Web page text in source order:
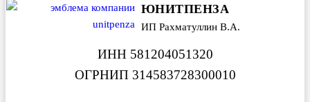
ЮНИТПЕНЗА
ИП Рахматуллин В.А.
ИНН 581204051320
ОГРНИП 314583728300010